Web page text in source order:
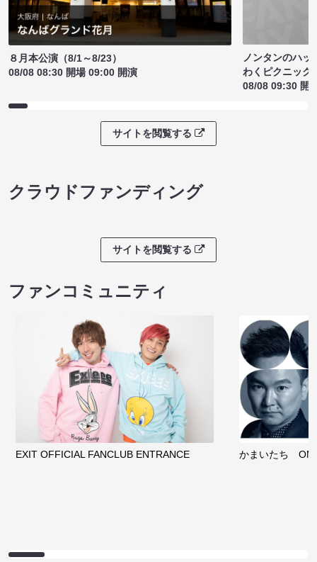
８月本公演（8/1～8/23）
08/08 08:30 開場 09:00 開演
ノンタンのハッ
わくピクニック
08/08 09:30 開
サイトを閲覧する
クラウドファンディング
サイトを閲覧する
ファンコミュニティ
EXIT OFFICIAL FANCLUB ENTRANCE かまいたち